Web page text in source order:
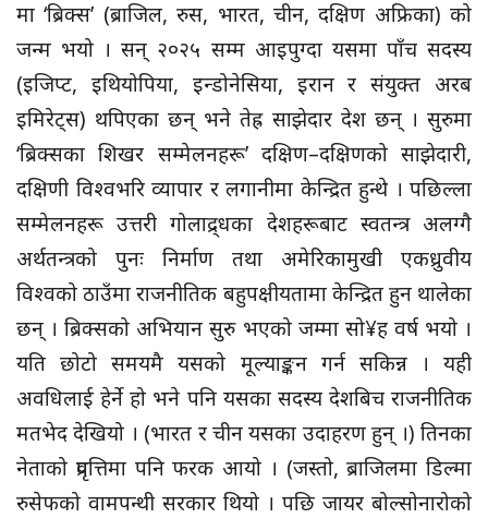
मा ‘ब्रिक्स’ (ब्राजिल, रुस, भारत, चीन, दक्षिण अफ्रिका) को
जन्म भयो । सन् २०२५ सम्म आइपुग्दा यसमा पाँच सदस्य
(इजिप्ट, इथियोपिया, इन्डोनेसिया, इरान र संयुक्त अरब
इमिरेट्स) थपिएका छन् भने तेह्र साझेदार देश छन् । सुरुमा
‘ब्रिक्सका शिखर सम्मेलनहरू’ दक्षिण–दक्षिणको साझेदारी,
दक्षिणी विश्वभरि व्यापार र लगानीमा केन्द्रित हुन्थे । पछिल्ला
सम्मेलनहरू उत्तरी गोलाद्र्धका देशहरूबाट स्वतन्त्र अलग्गै
अर्थतन्त्रको पुनः निर्माण तथा अमेरिकामुखी एकध्रुवीय
विश्वको ठाउँमा राजनीतिक बहुपक्षीयतामा केन्द्रित हुन थालेका
छन् । ब्रिक्सको अभियान सुरु भएको जम्मा सो¥ह वर्ष भयो ।
यति छोटो समयमै यसको मूल्याङ्कन गर्न सकिन्न । यही
अवधिलाई हेर्ने हो भने पनि यसका सदस्य देशबिच राजनीतिक
मतभेद देखियो । (भारत र चीन यसका उदाहरण हुन् ।) तिनका
नेताको प्रवृत्तिमा पनि फरक आयो । (जस्तो, ब्राजिलमा डिल्मा
रुसेफको वामपन्थी सरकार थियो । पछि जायर बोल्सोनारोको